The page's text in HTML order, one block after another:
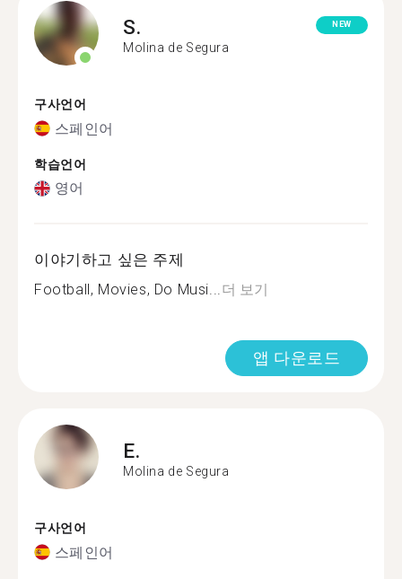
S.
Molina de Segura
NEW
구사언어
스페인어
학습언어
영어
이야기하고 싶은 주제
Football, Movies, Do Musi...더 보기
앱 다운로드
E.
Molina de Segura
구사언어
스페인어